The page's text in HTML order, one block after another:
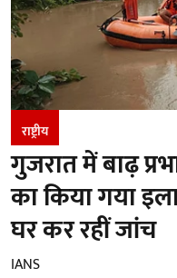
राष्ट्रीय
गुजरात में बाढ़
का किया गया
घर कर रहीं जांच
IANS